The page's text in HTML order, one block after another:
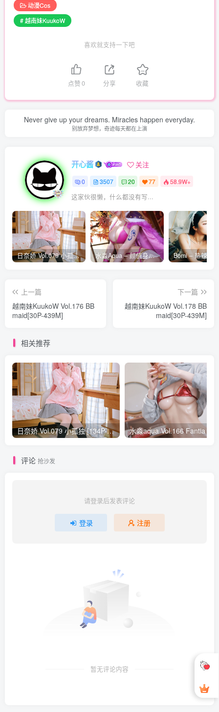
动漫Cos
# 越南妹KuukoW
喜欢就支持一下吧
点赞0 分享 收藏
Never give up your dreams. Miracles happen everyday.
别放弃梦想，奇迹每天都在上演
开心酱 关注
0 3507 20 77 58.9W+
这家伙很懒，什么都没有写...
日奈娇 Vol.079 小孤独 [134P-1.84GB] 水淼Aqua – 颜值身材双在线 火爆日本 Cos写真作品合集
上一篇
越南妹KuukoW Vol.176 BB
maid[30P-439M]
下一篇
越南妹KuukoW Vol.178 BB
maid[30P-439M]
相关推荐
日奈娇 Vol.079 小孤独 [134P-1.84GB]
评论 抢沙发
请登录后发表评论
登录 注册
暂无评论内容